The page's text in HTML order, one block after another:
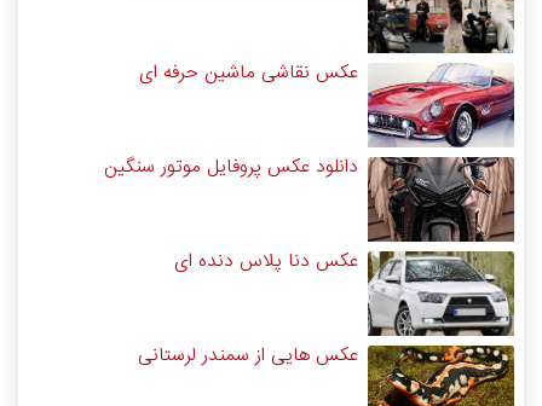
عکس نقاشی ماشین حرفه ای
دانلود عکس پروفایل موتور سنگین
عکس دنا پلاس دنده ای
عکس هایی از سمندر لرستانی